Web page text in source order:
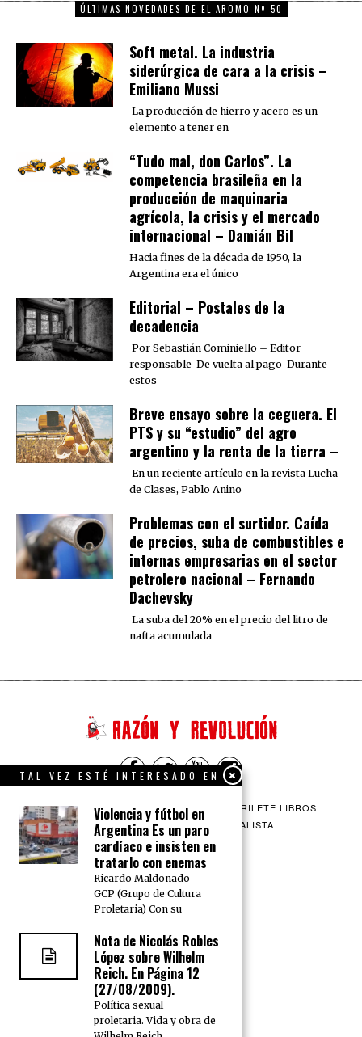
ÚLTIMAS NOVEDADES DE EL AROMO Nº 50
Soft metal. La industria
siderúrgica de cara a la crisis –
Emiliano Mussi
La producción de hierro y acero es un
elemento a tener en
“Tudo mal, don Carlos”. La
competencia brasileña en la
producción de maquinaria
agrícola, la crisis y el mercado
internacional – Damián Bil
Hacia fines de la década de 1950, la
Argentina era el único
Editorial – Postales de la
decadencia
Por Sebastián Cominiello – Editor
responsable De vuelta al pago Durante
estos
Breve ensayo sobre la ceguera. El
PTS y su “estudio” del agro
argentino y la renta de la tierra –
En un reciente artículo en la revista Lucha
de Clases, Pablo Anino
Problemas con el surtidor. Caída
de precios, suba de combustibles e
internas empresarias en el sector
petrolero nacional – Fernando
Dachevsky
La suba del 20% en el precio del litro de
nafta acumulada
QUIENES SOMOS CONTACTO
BARRILETE LIBROS
CEICS
ENGLISH VÍA SOCIALISTA
TAL VEZ ESTÉ INTERESADO EN
Violencia y fútbol en
Argentina Es un paro
cardíaco e insisten en
tratarlo con enemas
Ricardo Maldonado –
GCP (Grupo de Cultura
Proletaria) Con su
Nota de Nicolás Robles
López sobre Wilhelm
Reich. En Página 12
(27/08/2009).
Política sexual
proletaria. Vida y obra de